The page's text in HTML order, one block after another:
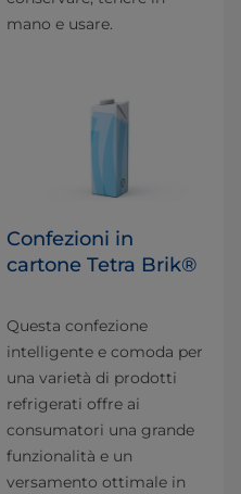
mano e usare.
Confezioni in
cartone Tetra Brik®
Questa confezione
intelligente e comoda per
una varietà di prodotti
refrigerati offre ai
consumatori una grande
funzionalità e un
versamento ottimale in